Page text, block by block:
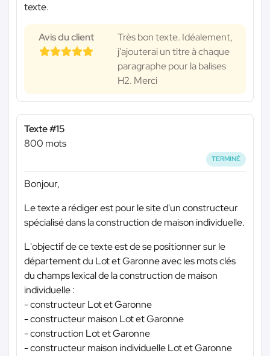
texte.
Avis du client
Très bon texte. Idéalement,
j'ajouterai un titre à chaque
paragraphe pour la balises
H2. Merci
Texte #15
800 mots
TERMINÉ
Bonjour,
Le texte a rédiger est pour le site d'un constructeur
spécialisé dans la construction de maison individuelle.
L'objectif de ce texte est de se positionner sur le
département du Lot et Garonne avec les mots clés
du champs lexical de la construction de maison
individuelle :
- constructeur Lot et Garonne
- constructeur maison Lot et Garonne
- construction Lot et Garonne
- constructeur maison individuelle Lot et Garonne